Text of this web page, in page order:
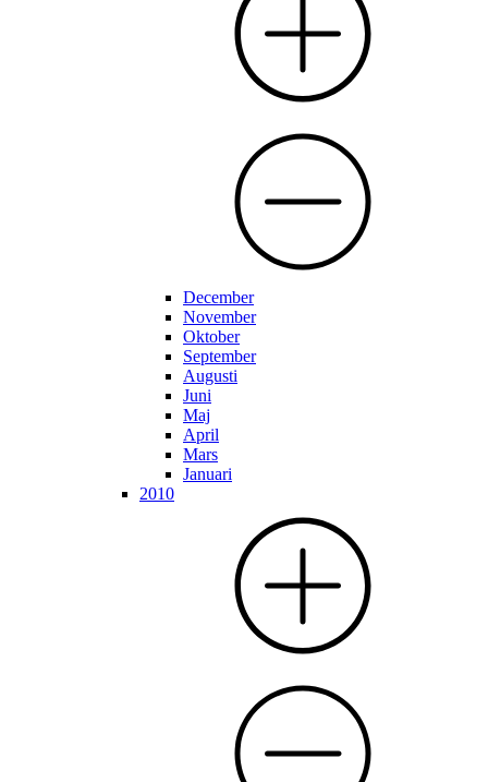
December
November
Oktober
September
Augusti
Juni
Maj
April
Mars
Januari
2010